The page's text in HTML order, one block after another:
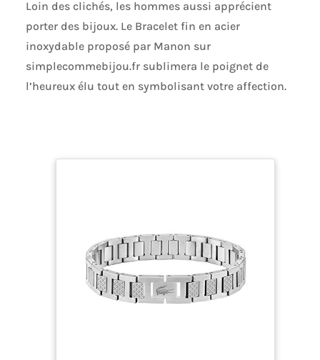
Loin des clichés, les hommes aussi apprécient
porter des bijoux. Le Bracelet fin en acier
inoxydable proposé par Manon sur
simplecommebijou.fr sublimera le poignet de
l’heureux élu tout en symbolisant votre affection.